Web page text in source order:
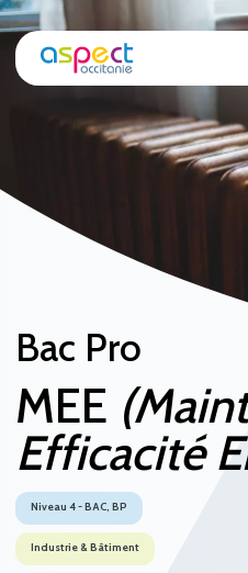
MEE
Efficacité
Bac Pro
Niveau 4 - BAC, BP
Industrie & Bâtiment